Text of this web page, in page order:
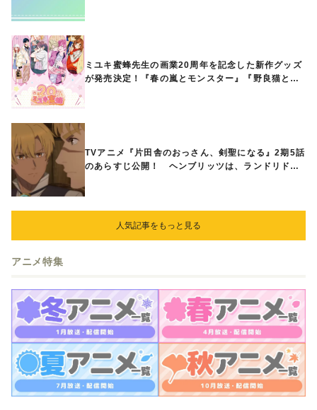
ミユキ蜜蜂先生の画業20周年を記念した新作グッズ
が発売決定！『春の嵐とモンスター』『野良猫と
TVアニメ『片田舎のおっさん、剣聖になる』2期5話
のあらすじ公開！ ヘンブリッツは、ランドリドに
人気記事をもっと見る
アニメ特集